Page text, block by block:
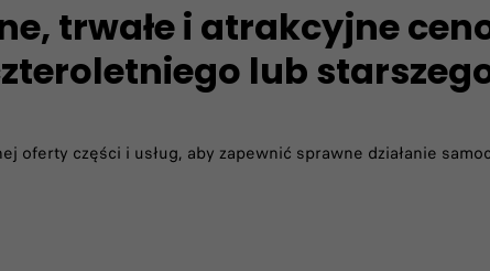
trwałe i atrakcyjne
lub
oferty części i usług, aby zapewnić sprawne działanie